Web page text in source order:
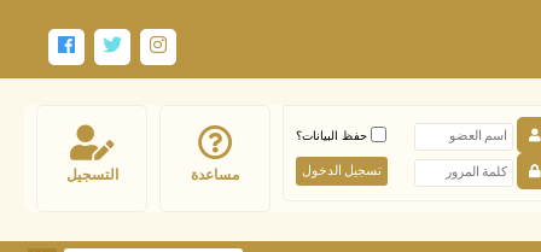
التسجيل مساعدة
حفظ البيانات؟